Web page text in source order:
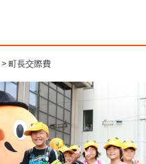
> 町長交際費